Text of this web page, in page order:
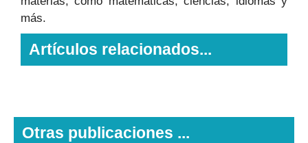
más.
Artículos relacionados...
Otras publicaciones ...